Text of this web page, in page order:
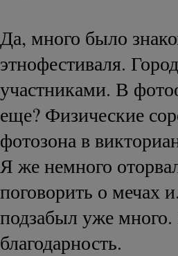
Да, много было
этнофестиваля.
участниками. В
еще? Физические
фотозона в
Я же немного
поговорить о мечах
подзабыл уже
благодарность.